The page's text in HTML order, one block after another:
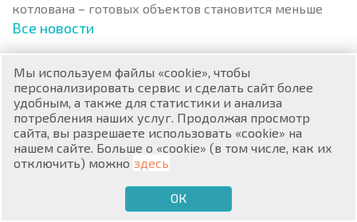
€
$
₽
₴
zł BG
котлована – готовых объектов становится меньше
Все новости
Меню
Популярная недвижимость
Мы используем файлы «cookie», чтобы
персонализировать сервис и сделать сайт более
удобным, а также для статистики и анализа
потребления наших услуг. Продолжая просмотр
сайта, вы разрешаете использовать «cookie» на
нашем сайте. Больше о «cookie» (в том числе, как их
отключить) можно здесь
ОК